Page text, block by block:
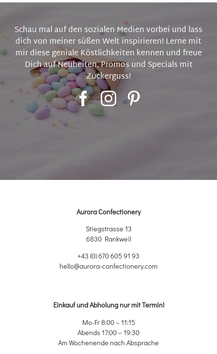
Schau mal auf den sozialen Medien vorbei und lass
dich von meiner süßen Welt inspirieren! Lerne mit
mir diese geniale Köstlichkeiten kennen und freue
Dich auf Neuheiten, Promos und Specials mit
Zuckerguss!
Aurora Confectionery
Stiegstrasse 13
6830 Rankweil
+43 (0) 670 605 91 93
hello@aurora-confectionery.com
Einkauf und Abholung nur mit Termin!
Mo-Fr 8:00 – 11:15
Abends 17:00 – 19:30
Am Wochenende nach Absprache